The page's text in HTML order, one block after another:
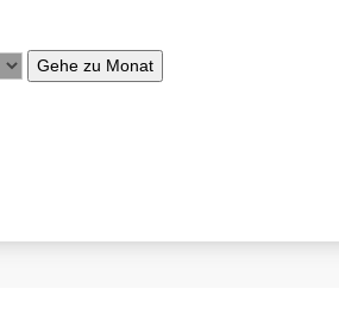
Gehe zu Monat